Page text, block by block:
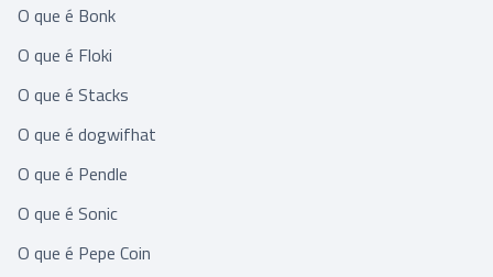
O que é Bonk
O que é Floki
O que é Stacks
O que é dogwifhat
O que é Pendle
O que é Sonic
O que é Pepe Coin